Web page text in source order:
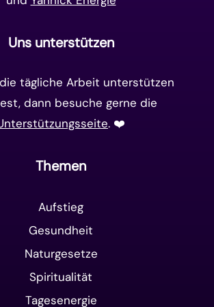
Uns unterstützen
tägliche Arbeit unterstützen
dann besuche gerne die
. ❤️️
Themen
Aufstieg
Gesundheit
Naturgesetze
Spiritualität
Tagesenergie